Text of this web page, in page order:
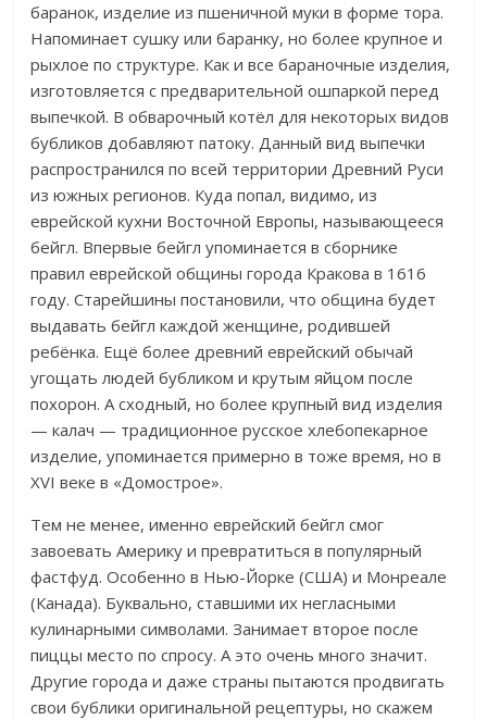
баранок, изделие из пшеничной муки в форме тора.
Напоминает сушку или баранку, но более крупное и
рыхлое по структуре. Как и все бараночные изделия,
изготовляется с предварительной ошпаркой перед
выпечкой. В обварочный котёл для некоторых видов
бубликов добавляют патоку. Данный вид выпечки
распространился по всей территории Древний Руси
из южных регионов. Куда попал, видимо, из
еврейской кухни Восточной Европы, называющееся
бейгл. Впервые бейгл упоминается в сборнике
правил еврейской общины города Кракова в 1616
году. Старейшины постановили, что община будет
выдавать бейгл каждой женщине, родившей
ребёнка. Ещё более древний еврейский обычай
угощать людей бубликом и крутым яйцом после
похорон. А сходный, но более крупный вид изделия
— калач — традиционное русское хлебопекарное
изделие, упоминается примерно в тоже время, но в
XVI веке в «Домострое».
Тем не менее, именно еврейский бейгл смог
завоевать Америку и превратиться в популярный
фастфуд. Особенно в Нью-Йорке (США) и Монреале
(Канада). Буквально, ставшими их негласными
кулинарными символами. Занимает второе после
пиццы место по спросу. А это очень много значит.
Другие города и даже страны пытаются продвигать
свои бублики оригинальной рецептуры, но скажем